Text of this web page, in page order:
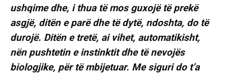
ushqime dhe, i thua të mos guxojë të prekë
asgjë, ditën e parë dhe të dytë, ndoshta, do të
durojë. Ditën e tretë, ai vihet, automatikisht,
nën pushtetin e instinktit dhe të nevojës
biologjike, për të mbijetuar. Me siguri do t’a